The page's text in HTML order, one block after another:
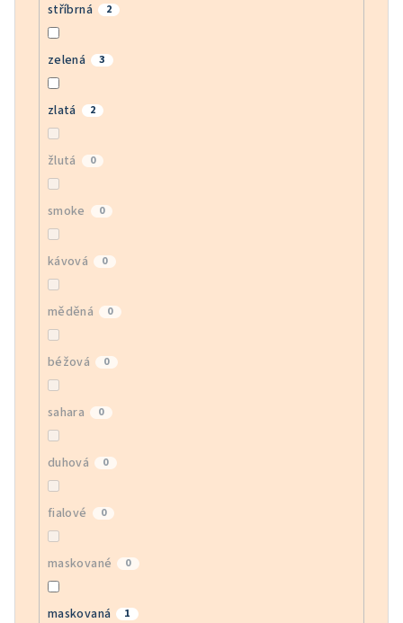
stříbrná 2
zelená 3
zlatá 2
žlutá 0
smoke 0
kávová 0
měděná 0
béžová 0
sahara 0
duhová 0
fialové 0
maskované 0
maskovaná 1